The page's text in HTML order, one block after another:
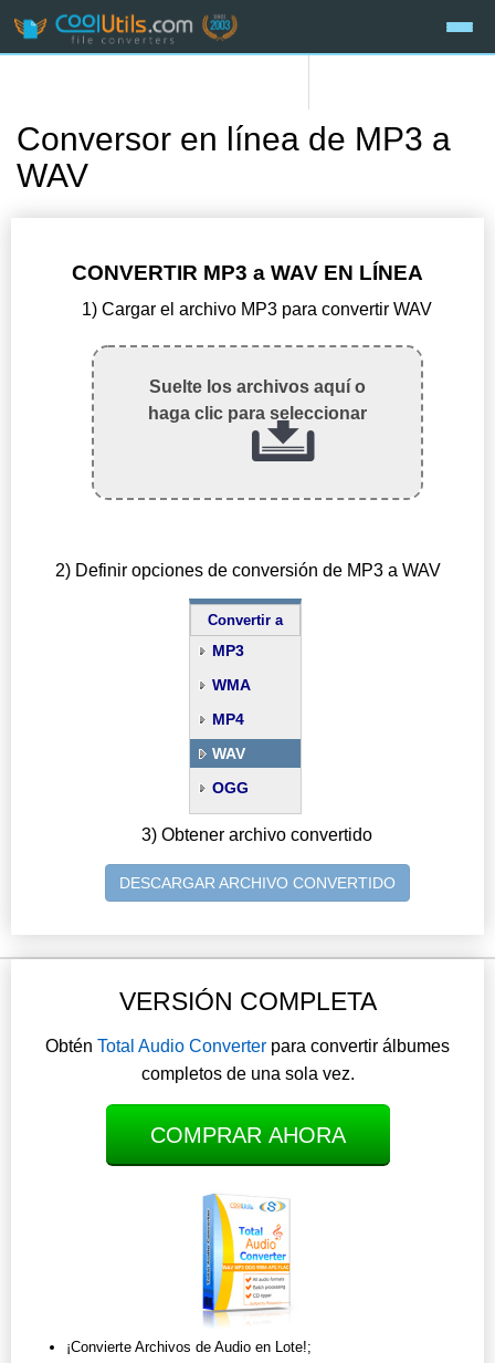
Conversor en línea de MP3 a
WAV
CONVERTIR MP3 a WAV EN LÍNEA
1) Cargar el archivo MP3 para convertir WAV
Suelte los archivos aquí o
haga clic para seleccionar
2) Definir opciones de conversión de MP3 a WAV
Convertir a
MP3
WMA
MP4
WAV
OGG
3) Obtener archivo convertido
DESCARGAR ARCHIVO CONVERTIDO
VERSIÓN COMPLETA
Obtén Total Audio Converter para convertir álbumes
completos de una sola vez.
COMPRAR AHORA
¡Convierte Archivos de Audio en Lote!;